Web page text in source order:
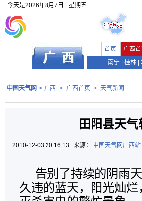
今天是2026年8月7日 星期五
首页 广西首
南宁
桂林
中国天气网 > 广西 > 广西首页 > 天气新闻
田阳县天
2010-12-03 20:16:13 来源： 中国天气网广西站
告别了持续的阴雨
久违的蓝天，阳光灿